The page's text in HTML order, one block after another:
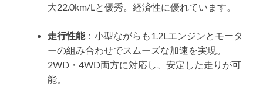
大22.0km/Lと優秀。経済性に優れています。
走行性能：小型ながらも1.2Lエンジンとモータ
ーの組み合わせでスムーズな加速を実現。
2WD・4WD両方に対応し、安定した走りが可
能。